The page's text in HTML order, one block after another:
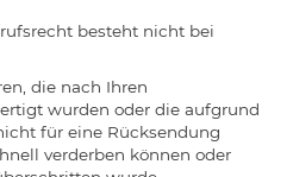
besteht nicht bei
die nach Ihren
wurden oder die aufgrund
für eine Rücksendung
verderben können oder